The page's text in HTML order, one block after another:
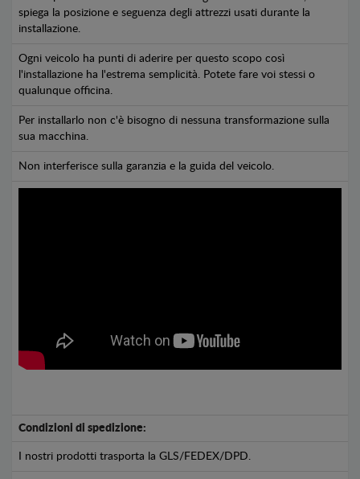
spiega la posizione e seguenza degli attrezzi usati durante la
installazione.
Ogni veicolo ha punti di aderire per questo scopo così
l'installazione ha l'estrema semplicità. Potete fare voi stessi o
qualunque officina.
Per installarlo non c'è bisogno di nessuna transformazione sulla
sua macchina.
Non interferisce sulla garanzia e la guida del veicolo.
Condizioni di spedizione:
I nostri prodotti trasporta la GLS/FEDEX/DPD.